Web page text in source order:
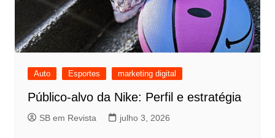
Auto Esportes marketing digital
Público-alvo da Nike: Perfil e estratégia
SB em Revista julho 3, 2026